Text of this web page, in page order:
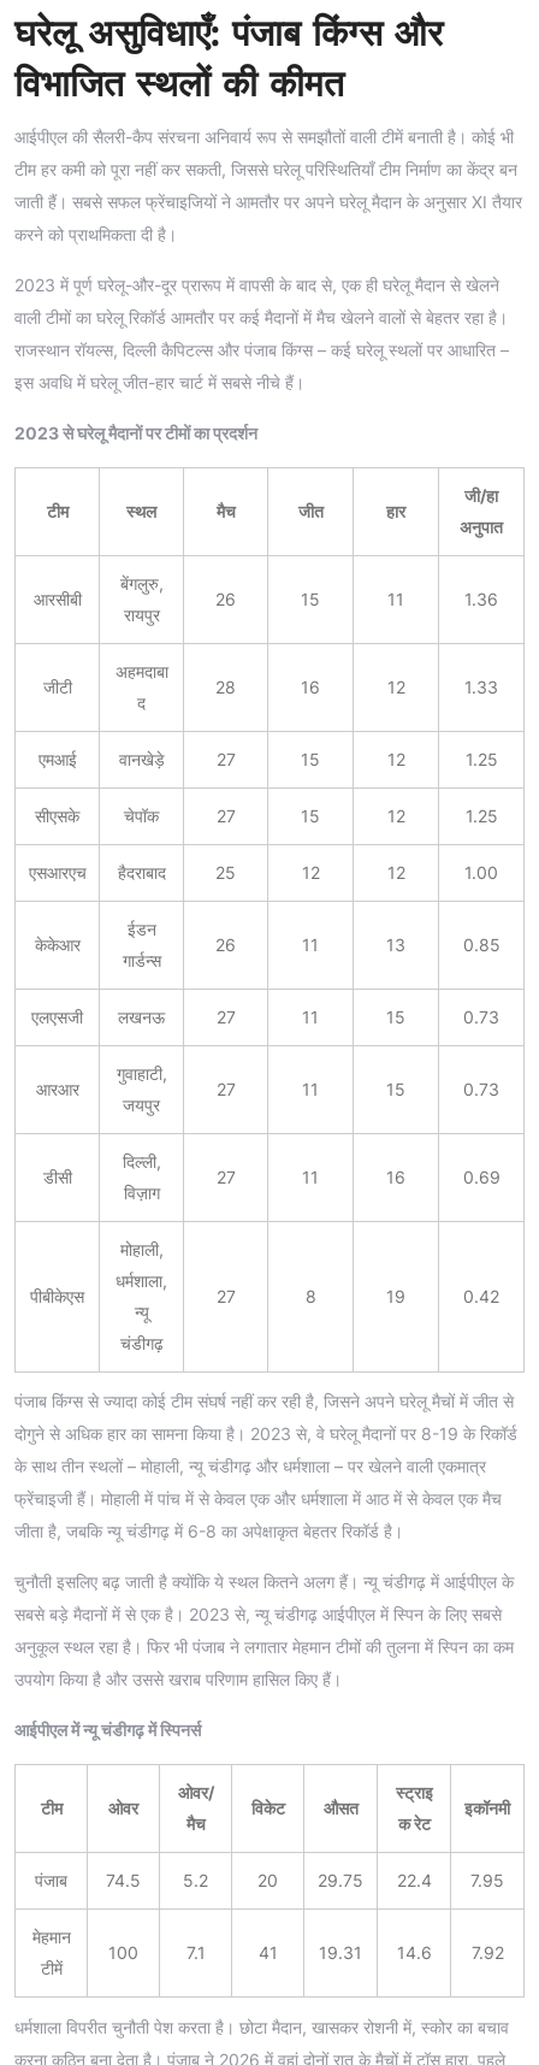
घरेलू असुविधाएँ: पंजाब किंग्स और
विभाजित स्थलों की कीमत
आईपीएल की सैलरी-कैप संरचना अनिवार्य रूप से समझौतों वाली टीमें बनाती है। कोई भी
टीम हर कमी को पूरा नहीं कर सकती, जिससे घरेलू परिस्थितियाँ टीम निर्माण का केंद्र बन
जाती हैं। सबसे सफल फ्रेंचाइजियों ने आमतौर पर अपने घरेलू मैदान के अनुसार XI तैयार
करने को प्राथमिकता दी है।
2023 में पूर्ण घरेलू-और-दूर प्रारूप में वापसी के बाद से, एक ही घरेलू मैदान से खेलने
वाली टीमों का घरेलू रिकॉर्ड आमतौर पर कई मैदानों में मैच खेलने वालों से बेहतर रहा है।
राजस्थान रॉयल्स, दिल्ली कैपिटल्स और पंजाब किंग्स – कई घरेलू स्थलों पर आधारित –
इस अवधि में घरेलू जीत-हार चार्ट में सबसे नीचे हैं।
2023 से घरेलू मैदानों पर टीमों का प्रदर्शन
टीम स्थल मैच जीत हार
जी/हा
अनुपात
आरसीबी
बेंगलुरु,
रायपुर
26 15 11 1.36
जीटी
अहमदाबा
द
28 16 12 1.33
एमआई वानखेड़े 27 15 12 1.25
सीएसके चेपॉक 27 15 12 1.25
एसआरएच हैदराबाद 25 12 12 1.00
केकेआर
ईडन
गार्डन्स
26 11 13 0.85
एलएसजी लखनऊ 27 11 15 0.73
आरआर
गुवाहाटी,
जयपुर
27 11 15 0.73
डीसी
दिल्ली,
विज़ाग
27 11 16 0.69
पीबीकेएस
मोहाली,
धर्मशाला,
न्यू
चंडीगढ़
27 8 19 0.42
पंजाब किंग्स से ज्यादा कोई टीम संघर्ष नहीं कर रही है, जिसने अपने घरेलू मैचों में जीत से
दोगुने से अधिक हार का सामना किया है। 2023 से, वे घरेलू मैदानों पर 8-19 के रिकॉर्ड
के साथ तीन स्थलों – मोहाली, न्यू चंडीगढ़ और धर्मशाला – पर खेलने वाली एकमात्र
फ्रेंचाइजी हैं। मोहाली में पांच में से केवल एक और धर्मशाला में आठ में से केवल एक मैच
जीता है, जबकि न्यू चंडीगढ़ में 6-8 का अपेक्षाकृत बेहतर रिकॉर्ड है।
चुनौती इसलिए बढ़ जाती है क्योंकि ये स्थल कितने अलग हैं। न्यू चंडीगढ़ में आईपीएल के
सबसे बड़े मैदानों में से एक है। 2023 से, न्यू चंडीगढ़ आईपीएल में स्पिन के लिए सबसे
अनुकूल स्थल रहा है। फिर भी पंजाब ने लगातार मेहमान टीमों की तुलना में स्पिन का कम
उपयोग किया है और उससे खराब परिणाम हासिल किए हैं।
आईपीएल में न्यू चंडीगढ़ में स्पिनर्स
टीम ओवर
ओवर/
मैच
विकेट औसत
स्ट्राइ
क रेट
इकॉनमी
पंजाब 74.5 5.2 20 29.75 22.4 7.95
मेहमान
टीमें
100 7.1 41 19.31 14.6 7.92
धर्मशाला विपरीत चुनौती पेश करता है। छोटा मैदान, खासकर रोशनी में, स्कोर का बचाव
करना कठिन बना देता है। पंजाब ने 2026 में वहां दोनों रात के मैचों में टॉस हारा, पहले